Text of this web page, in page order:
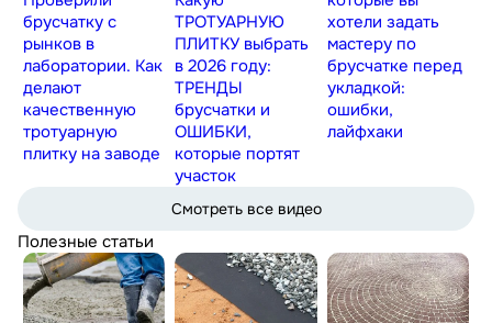
брусчатку с
рынков в
лаборатории. Как
делают
качественную
тротуарную
плитку на заводе
ТРОТУАРНУЮ
ПЛИТКУ выбрать
в 2026 году:
ТРЕНДЫ
брусчатки и
ОШИБКИ,
которые портят
участок
хотели задать
мастеру по
брусчатке перед
укладкой:
ошибки,
лайфхаки
Смотреть все видео
Полезные статьи